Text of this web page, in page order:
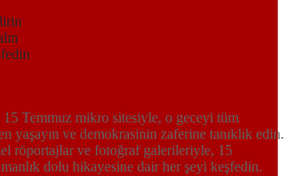
15 Temmuz mikro sitesiyle, o geceyi tüm
yaşayın ve demokrasinin zaferine tanıklık edin.
röportajlar ve fotoğraf galerileriyle, 15
dolu hikayesine dair her şeyi keşfedin.